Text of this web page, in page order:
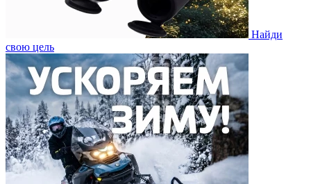
Найди
свою цель